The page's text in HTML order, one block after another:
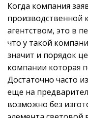
Когда компания
производственной
агентством, это в
что у такой
значит и порядок
компании которая
Достаточно часто
еще на
возможно без